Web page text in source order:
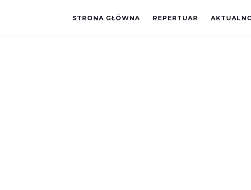
STRONA GŁÓWNA REPERTUAR